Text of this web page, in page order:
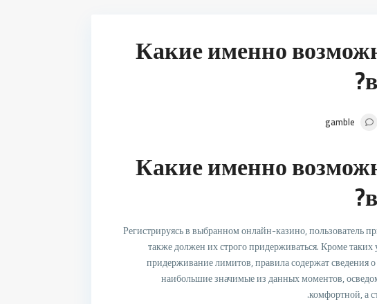
Какие именно
gamble
Какие именно
Регистрируясь в выбранном онлайн-казино,
также должен их строго придерживаться. Кроме
придерживание лимитов, правила содержат
наибольшие значимые из данных моментов,
комфортной, а